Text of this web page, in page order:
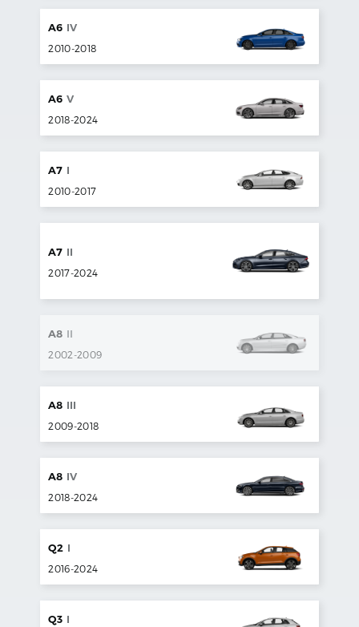
A6 IV
2010-2018
A6 V
2018-2024
A7 I
2010-2017
A7 II
2017-2024
A8 II
2002 -2009
A8 III
2009-2018
A8 IV
2018-2024
Q2 I
2016-2024
Q3 I